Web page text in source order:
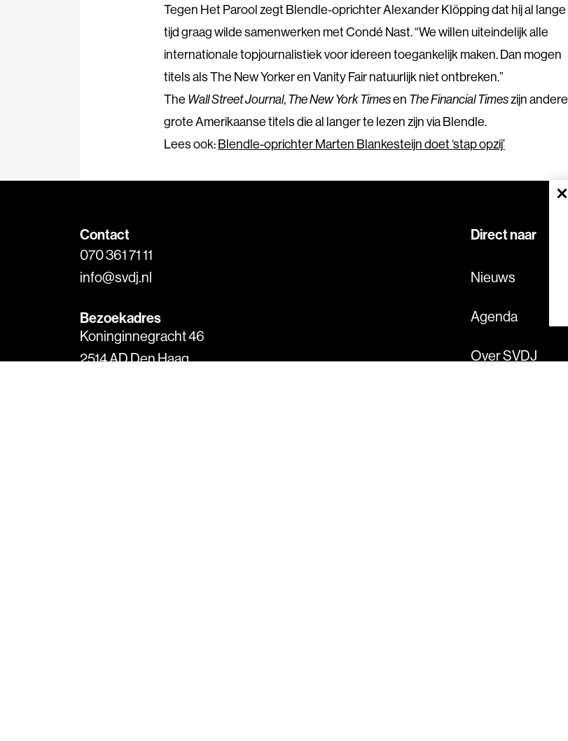
Tegen Het Parool zegt Blendle-oprichter Alexander Klöpping dat hij al lange
tijd graag wilde samenwerken met Condé Nast. “We willen uiteindelijk alle
internationale topjournalistiek voor idereen toegankelijk maken. Dan mogen
titels als The New Yorker en Vanity Fair natuurlijk niet ontbreken.”
The Wall Street Journal,The New York Timesen The Financial Timeszijn andere
grote Amerikaanse titels die al langer te lezen zijn via Blendle.
Lees ook:Blendle-oprichter Marten Blankesteijn doet ‘stap opzij’
×
Contact
070 361 71 11
info@svdj.nl
Bezoekadres
Koninginnegracht 46
2514 AD Den Haag
Direct naar
Nieuws
Agenda
Over SVDJ